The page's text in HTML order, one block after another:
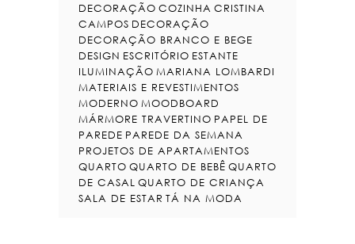
DECORAÇÃO COZINHA CRISTINA
CAMPOS DECORAÇÃO
DECORAÇÃO BRANCO E BEGE
DESIGN ESCRITÓRIO ESTANTE
ILUMINAÇÃO MARIANA LOMBARDI
MATERIAIS E REVESTIMENTOS
MODERNO MOODBOARD
MÁRMORE TRAVERTINO PAPEL DE
PAREDE PAREDE DA SEMANA
PROJETOS DE APARTAMENTOS
QUARTO QUARTO DE BEBÊ QUARTO
DE CASAL QUARTO DE CRIANÇA
SALA DE ESTAR TÁ NA MODA